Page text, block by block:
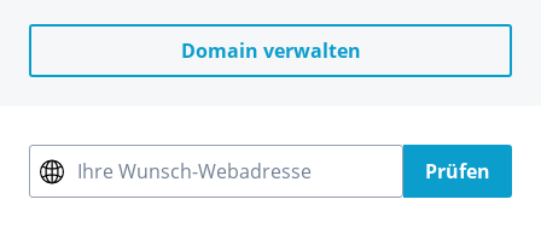
Domain verwalten
Ihre Wunsch-Webadresse Prüfen